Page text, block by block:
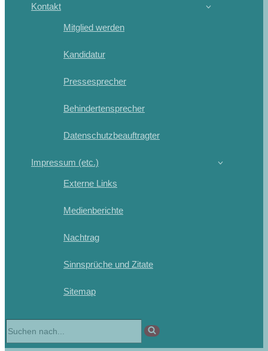
Kontakt
Mitglied werden
Kandidatur
Pressesprecher
Behindertensprecher
Datenschutzbeauftragter
Impressum (etc.)
Externe Links
Medienberichte
Nachtrag
Sinnsprüche und Zitate
Sitemap